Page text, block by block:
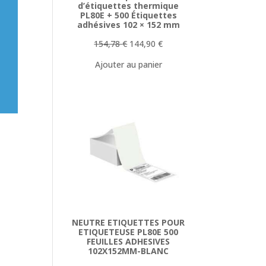
d’étiquettes thermique
PL80E + 500 Étiquettes
adhésives 102 × 152 mm
154,78€ Le
initial
144,90€Le
Ajouter au panier
NEUTRE ETIQUETTES POUR
ETIQUETEUSE PL80E 500
FEUILLES ADHESIVES
102X152MM-BLANC